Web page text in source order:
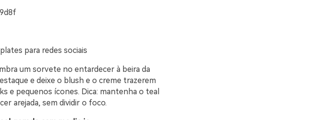
para redes sociais
um sorvete no entardecer à beira da
e deixe o blush e o creme trazerem
e pequenos ícones. Dica: mantenha o teal
arejada, sem dividir o foco.